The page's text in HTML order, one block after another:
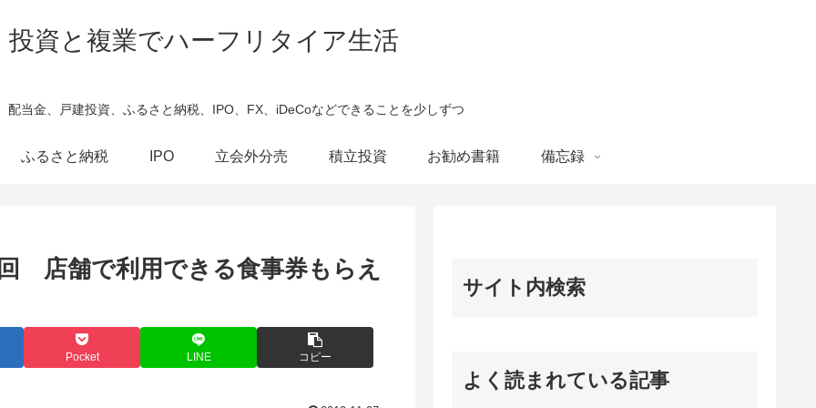
投資と複業でハーフリタイア生活
配当金、戸建投資、ふるさと納税、IPO、FX、iDeCoなどできることを少しずつ
ふるさと納税 IPO 立会外分売 積立投資 お勧め書籍 備忘録
店舗で利用できる食事券もらえ
Pocket LINE コピー
サイト内検索
よく読まれている記事